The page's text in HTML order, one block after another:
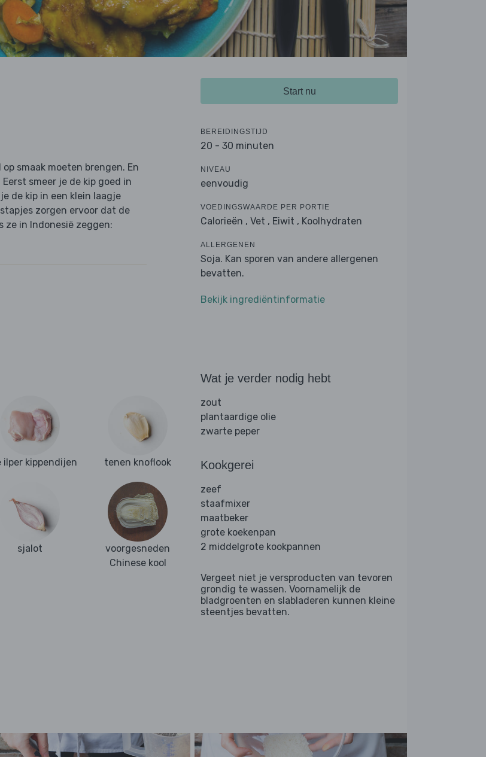
smaak moeten brengen. En
smeer je de kip goed in
de kip in een klein laagje
zorgen ervoor dat de
ze in Indonesië zeggen:
Start nu
BEREIDINGSTIJD
20 - 30 minuten
NIVEAU
eenvoudig
VOEDINGSWAARDE PER PORTIE
Calorieën , Vet , Eiwit , Koolhydraten
ALLERGENEN
Soja. Kan sporen van andere allergenen
bevatten.
Bekijk ingrediëntinformatie
ilper kippendijen tenen knoflook
sjalot
voorgesneden
Chinese kool
Wat je verder nodig hebt
zout
plantaardige olie
zwarte peper
Kookgerei
zeef
staafmixer
maatbeker
grote koekenpan
2 middelgrote kookpannen
Vergeet niet je versproducten van tevoren
grondig te wassen. Voornamelijk de
bladgroenten en slabladeren kunnen kleine
steentjes bevatten.